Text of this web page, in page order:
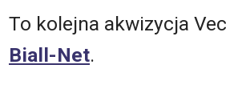
To kolejna akwizycja
Biall-Net.